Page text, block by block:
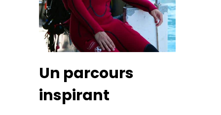
Un parcours
inspirant